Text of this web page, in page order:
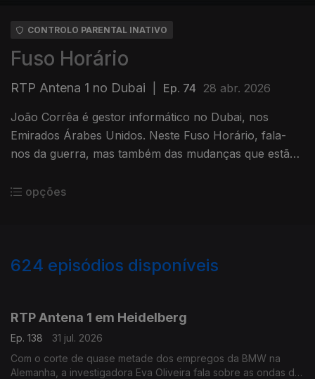
CONTROLO PARENTAL INATIVO
Fuso Horário
RTP Antena 1 no Dubai Ep. 74 28 abr. 2026
João Corrêa é gestor informático no Dubai, nos
Emirados Árabes Unidos. Neste Fuso Horário, fala-
nos da guerra, mas também das mudanças que estão
serviços do governo.
opções
624 episódios disponíveis
RTP Antena 1 em Heidelberg
Ep. 138
31 jul. 2026
Com o corte de quase metade dos empregos da BMW na
Alemanha, a investigadora Eva Oliveira fala sobre as ondas de